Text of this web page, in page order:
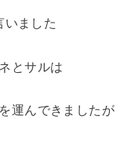
いました
とサルは
運んできましたが